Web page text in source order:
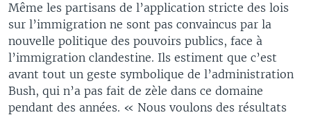
Même les partisans de l’application stricte des lois
sur l’immigration ne sont pas convaincus par la
nouvelle politique des pouvoirs publics, face à
l’immigration clandestine. Ils estiment que c’est
avant tout un geste symbolique de l’administration
Bush, qui n’a pas fait de zèle dans ce domaine
pendant des années. « Nous voulons des résultats